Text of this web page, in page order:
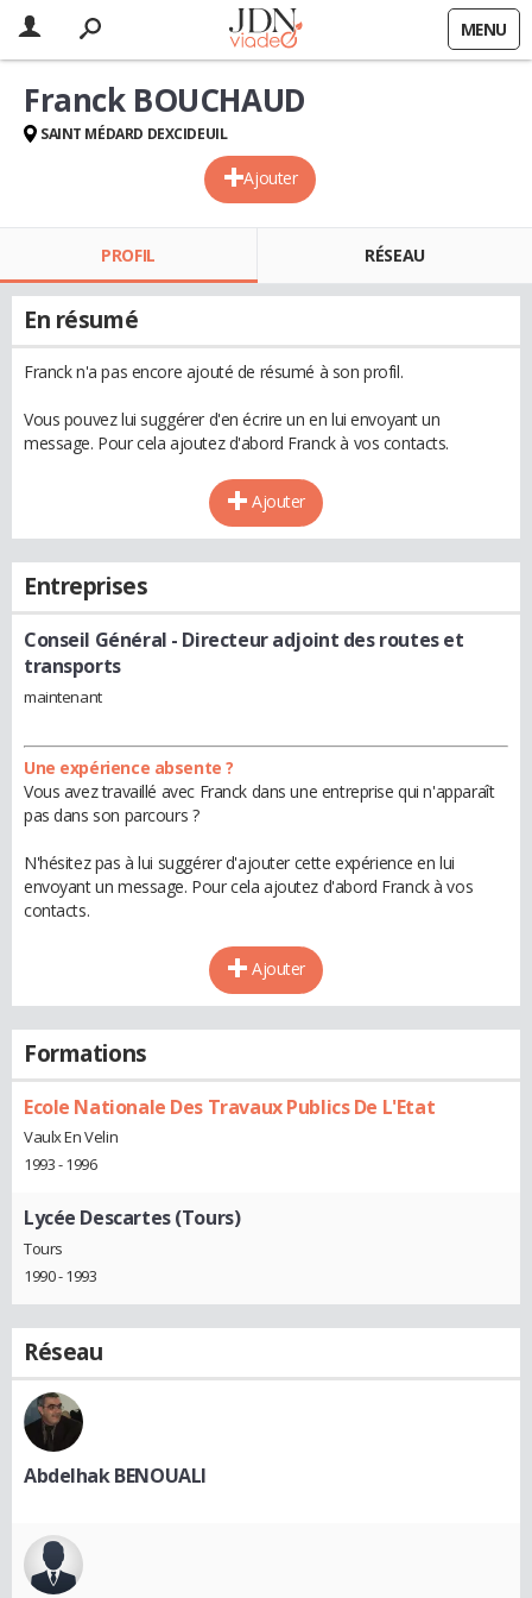
MENU
Ajouter
Franck BOUCHAUD
SAINT MÉDARD DEXCIDEUIL
PROFIL RÉSEAU
En résumé
Franck n'a pas encore ajouté de résumé à son profil.
Vous pouvez lui suggérer d'en écrire un en lui envoyant un
message. Pour cela ajoutez d'abord Franck à vos contacts.
Ajouter
Entreprises
Conseil Général - Directeur adjoint des routes et
transports
maintenant
Une expérience absente ?
Vous avez travaillé avec Franck dans une entreprise qui n'apparaît
pas dans son parcours ?
N'hésitez pas à lui suggérer d'ajouter cette expérience en lui
envoyant un message. Pour cela ajoutez d'abord Franck à vos
contacts.
Ajouter
Formations
Ecole Nationale Des Travaux Publics De L'Etat
Vaulx En Velin
1993 - 1996
Lycée Descartes (Tours)
Tours
1990 - 1993
Réseau
Abdelhak BENOUALI